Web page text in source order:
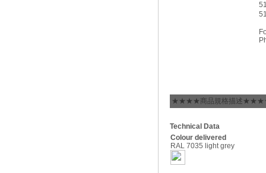
★★★★商品規格描述
Technical Data
Colour delivered
RAL 7035 light grey